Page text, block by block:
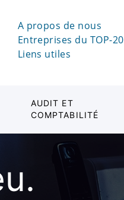
A propos de nous
Entreprises du TOP-20
Liens utiles
AUDIT ET
COMPTABILITÉ